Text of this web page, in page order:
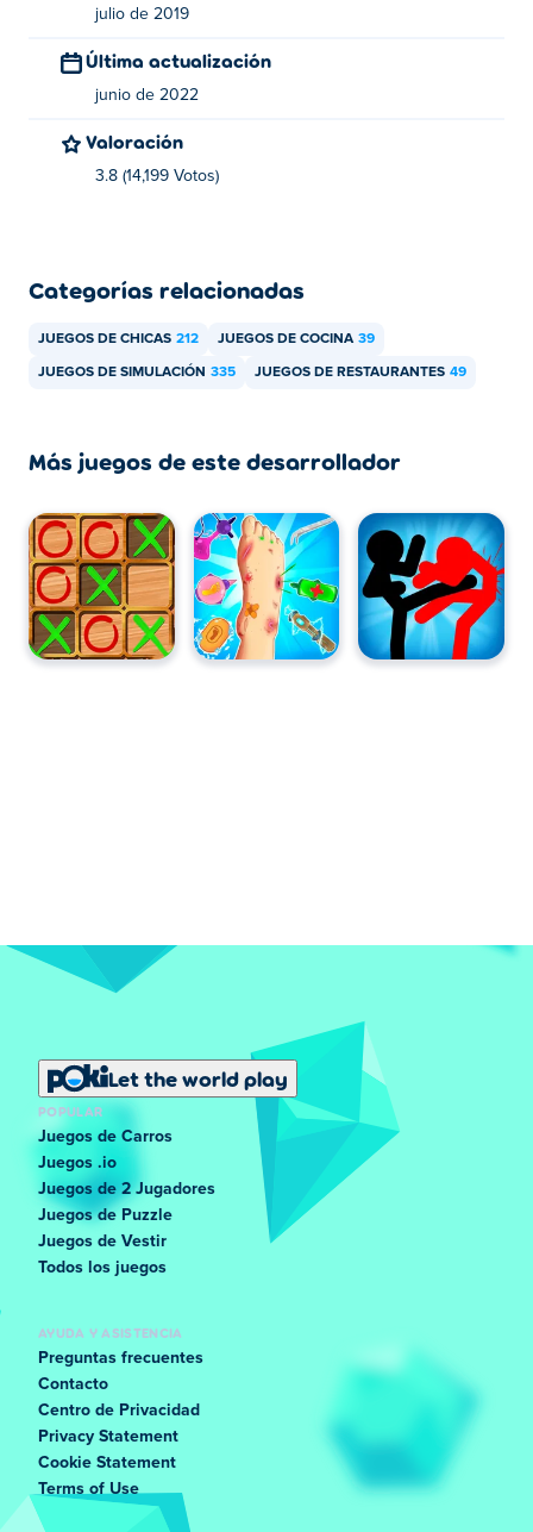
julio de 2019
Última actualización
junio de 2022
Valoración
3.8 (14,199 Votos)
Categorías relacionadas
JUEGOS DE CHICAS 212 JUEGOS DE COCINA 39
JUEGOS DE SIMULACIÓN 335 JUEGOS DE RESTAURANTES 49
Más juegos de este desarrollador
Let the world play
POPULAR
Juegos de Carros
Juegos .io
Juegos de 2 Jugadores
Juegos de Puzzle
Juegos de Vestir
Todos los juegos
AYUDA Y ASISTENCIA
Preguntas frecuentes
Contacto
Centro de Privacidad
Privacy Statement
Cookie Statement
Terms of Use